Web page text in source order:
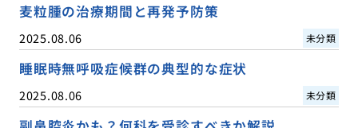
麦粒腫の治療期間と再発予防策
2025.08.06 未分類
睡眠時無呼吸症候群の典型的な症状
2025.08.06 未分類